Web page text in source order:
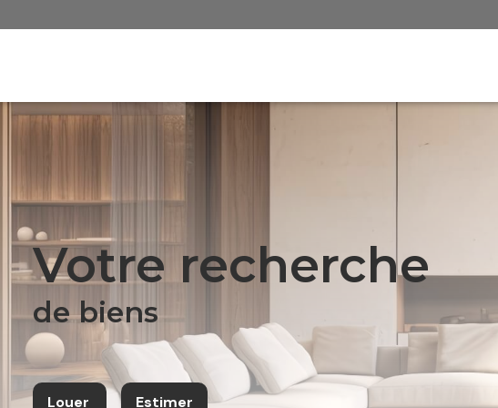
votre recherche
de biens
Louer Estimer